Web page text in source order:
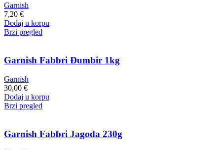
Garnish
7,20 €
Dodaj u korpu
Brzi pregled
Garnish Fabbri Đumbir 1kg
Garnish
30,00 €
Dodaj u korpu
Brzi pregled
Garnish Fabbri Jagoda 230g